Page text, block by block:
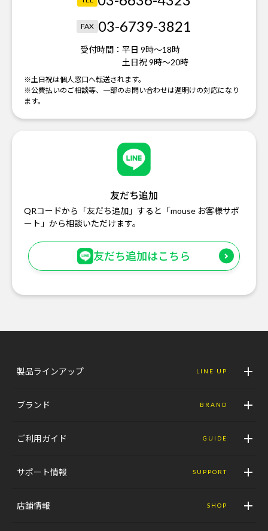
FAX 03-6739-3821
受付時間： 平日 9時～18時
土日祝 9時～20時
※土日祝は個人窓口へ転送されます。
※公費払いのご相談等、一部のお問い合わせは週明けの対応になり
ます。
友だち追加
QRコードから「友だち追加」すると「mouse お客様サポ
ート」から相談いただけます。
友だち追加はこちら
製品ラインアップ LINE UP
ブランド BRAND
ご利用ガイド GUIDE
サポート情報 SUPPORT
店舗情報 SHOP